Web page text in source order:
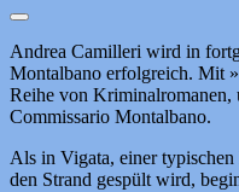
Andrea Camilleri wird in
Montalbano erfolgreich. Mit
Reihe von Kriminalromanen,
Commissario Montalbano.
Als in Vigata, einer
den Strand gespült wird,